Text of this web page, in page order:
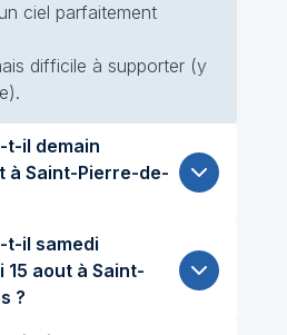
ciel parfaitement
difficile à supporter (y
t-il demain
t-il samedi
?